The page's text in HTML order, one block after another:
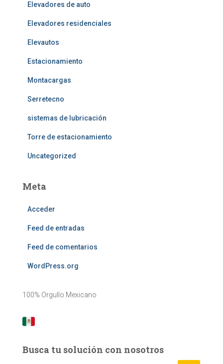
Elevadores de auto
Elevadores residenciales
Elevautos
Estacionamiento
Montacargas
Serretecno
sistemas de lubricación
Torre de estacionamiento
Uncategorized
Meta
Acceder
Feed de entradas
Feed de comentarios
WordPress.org
100% Orgullo Mexicano
Busca tu solución con nosotros